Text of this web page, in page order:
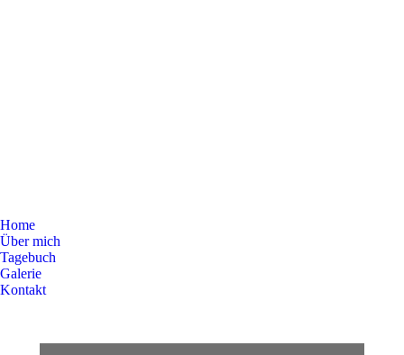
Home
Über mich
Tagebuch
Galerie
Kontakt